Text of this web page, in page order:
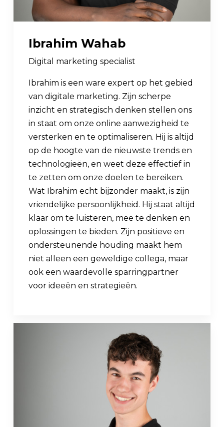
Ibrahim Wahab
Digital marketing specialist
Ibrahim is een ware expert op het gebied
van digitale marketing. Zijn scherpe
inzicht en strategisch denken stellen ons
in staat om onze online aanwezigheid te
versterken en te optimaliseren. Hij is altijd
op de hoogte van de nieuwste trends en
technologieën, en weet deze effectief in
te zetten om onze doelen te bereiken.
Wat Ibrahim echt bijzonder maakt, is zijn
vriendelijke persoonlijkheid. Hij staat altijd
klaar om te luisteren, mee te denken en
oplossingen te bieden. Zijn positieve en
ondersteunende houding maakt hem
niet alleen een geweldige collega, maar
ook een waardevolle sparringpartner
voor ideeën en strategieën.